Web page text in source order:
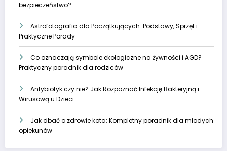
bezpieczeństwo?
Astrofotografia dla Początkujących: Podstawy, Sprzęt i
Praktyczne Porady
Co oznaczają symbole ekologiczne na żywności i AGD?
Praktyczny poradnik dla rodziców
Antybiotyk czy nie? Jak Rozpoznać Infekcję Bakteryjną i
Wirusową u Dzieci
Jak dbać o zdrowie kota: Kompletny poradnik dla młodych
opiekunów